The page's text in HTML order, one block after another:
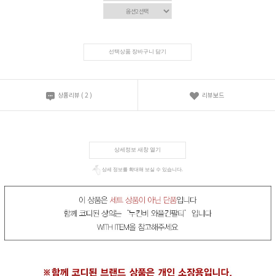
선택상품 장바구니 담기
상품리뷰 ( 2 ) 리뷰보드
상세정보 새창 열기
상세 정보를 확대해 보실 수 있습니다.